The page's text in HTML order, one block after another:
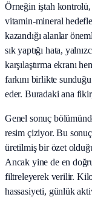
Örneğin iştah
vitamin-mineral
kazandığı alanlar
sık yaptığı hata,
karşılaştırma ekranı
farkını birlikte
eder. Buradaki ana
Genel sonuç
resim çiziyor. Bu
üretilmiş bir özet
Ancak yine de en
filtreleyerek verilir.
hassasiyeti, günlük